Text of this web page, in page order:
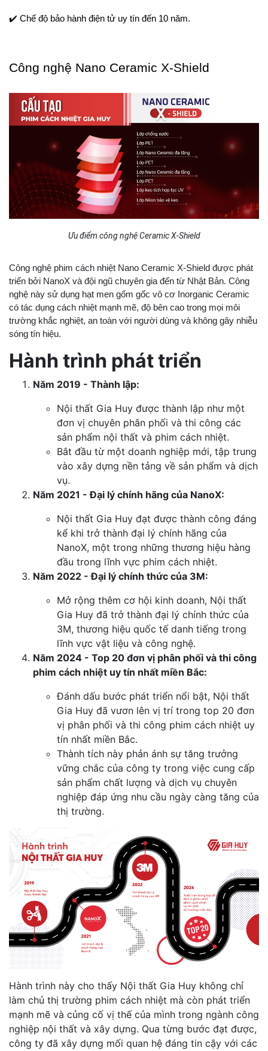
✔️ Chế độ bảo hành điện tử uy tín đến 10 năm.
Công nghệ Nano Ceramic X-Shield
Ưu điểm công nghệ Ceramic X-Shield
Công nghệ phim cách nhiệt Nano Ceramic X-Shield được phát
triển bởi NanoX và đội ngũ chuyên gia đến từ Nhật Bản. Công
nghệ này sử dụng hạt men gốm gốc vô cơ Inorganic Ceramic
có tác dụng cách nhiệt mạnh mẽ, độ bên cao trong mọi môi
trường khắc nghiệt, an toàn với người dùng và không gây nhiễu
sóng tín hiệu.
Hành trình phát triển
Năm 2019 - Thành lập:
Nội thất Gia Huy được thành lập như một
đơn vị chuyên phân phối và thi công các
sản phẩm nội thất và phim cách nhiệt.
Bắt đầu từ một doanh nghiệp mới, tập trung
vào xây dựng nền tảng về sản phẩm và dịch
vụ.
Năm 2021 - Đại lý chính hãng của NanoX:
Nội thất Gia Huy đạt được thành công đáng
kể khi trở thành đại lý chính hãng của
NanoX, một trong những thương hiệu hàng
đầu trong lĩnh vực phim cách nhiệt.
Năm 2022 - Đại lý chính thức của 3M:
Mở rộng thêm cơ hội kinh doanh, Nội thất
Gia Huy đã trở thành đại lý chính thức của
3M, thương hiệu quốc tế danh tiếng trong
lĩnh vực vật liệu và công nghệ.
Năm 2024 - Top 20 đơn vị phân phối và thi công
phim cách nhiệt uy tín nhất miền Bắc:
Đánh dấu bước phát triển nổi bật, Nội thất
Gia Huy đã vươn lên vị trí trong top 20 đơn
vị phân phối và thi công phim cách nhiệt uy
tín nhất miền Bắc.
Thành tích này phản ánh sự tăng trưởng
vững chắc của công ty trong việc cung cấp
sản phẩm chất lượng và dịch vụ chuyên
nghiệp đáp ứng nhu cầu ngày càng tăng của
thị trường.
Hành trình này cho thấy Nội thất Gia Huy không chỉ
làm chủ thị trường phim cách nhiệt mà còn phát triển
mạnh mẽ và củng cố vị thế của mình trong ngành công
nghiệp nội thất và xây dựng. Qua từng bước đạt được,
công ty đã xây dựng mối quan hệ đáng tin cậy với các